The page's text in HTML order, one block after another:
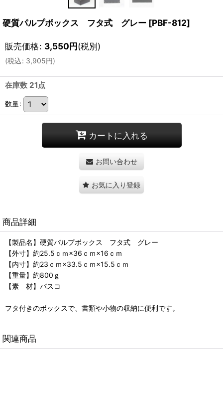
硬質パルプボックス フタ式 グレー [PBF-812]
販売価格: 3,550円(税別)
(税込: 3,905円)
在庫数 21点
数量:
カートに入れる
お問い合わせ
お気に入り登録
商品詳細
【製品名】硬質パルプボックス フタ式 グレー
【外寸】約25.5ｃｍ×36ｃｍ×16ｃｍ
【内寸】約23ｃｍ×33.5ｃｍ×15.5ｃｍ
【重量】約800ｇ
【素 材】パスコ
フタ付きのボックスで、書類や小物の収納に便利です。
関連商品